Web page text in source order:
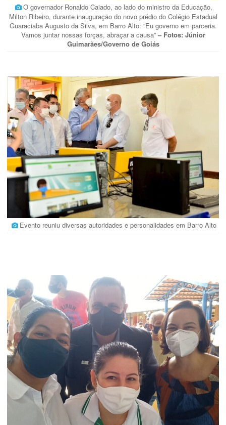
O governador Ronaldo Caiado, ao lado do ministro da Educação,
Milton Ribeiro, durante inauguração do novo prédio do Colégio Estadual
Guaraciaba Augusto da Silva, em Barro Alto: “Eu governo em parceria.
Vamos juntar nossas forças, abraçar a causa” – Fotos: Júnior
Guimarães/Governo de Goiás
Evento reuniu diversas autoridades e personalidades em Barro Alto